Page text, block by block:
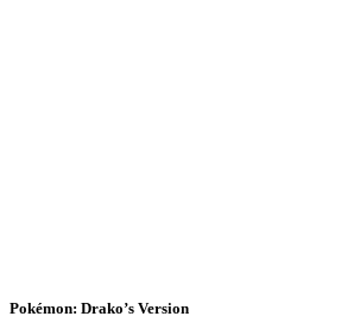
Pokémon: Drako’s Version